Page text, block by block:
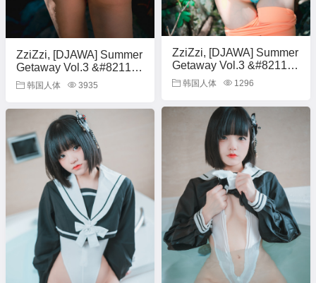
ZziZzi, [DJAWA] Summer
Getaway Vol.3 &#8211;
Set.02
韩国人体 1296
ZziZzi, [DJAWA] Summer
Getaway Vol.3 &#8211;
Set.03
韩国人体 3935